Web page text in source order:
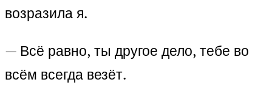
возразила я.
— Всё равно, ты другое дело, тебе во
всём всегда везёт.